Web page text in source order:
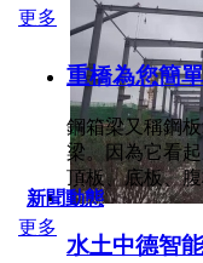
水土中德智
更多
重橋為您簡
鋼箱梁又稱鋼
梁。因為它看
頂板、底板、
新聞動態
更多